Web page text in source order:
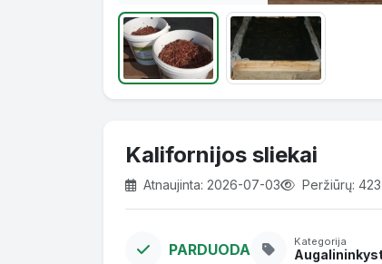
Kalifornijos sliekai
Atnaujinta: 2026-07-03 Peržiūrų: 423
PARDUODA Kategorija